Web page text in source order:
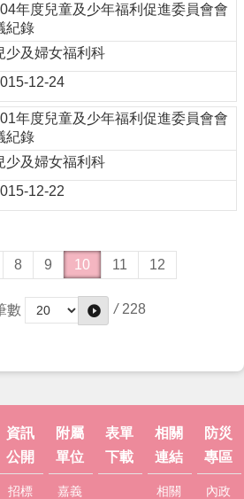
年度兒童及少年福利促進委員會會
紀錄
少及婦女福利科
12-24
年度兒童及少年福利促進委員會會
紀錄
少及婦女福利科
12-22
8 9 10 11 12
數 / 228
資訊
公開
招標
附屬
單位
嘉義
表單
下載
相關
連結
相關
防災
專區
內政